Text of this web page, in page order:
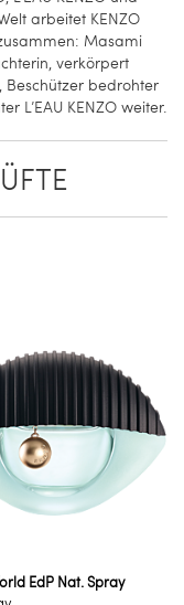
arbeitet KENZO
Masami
verkörpert
Beschützer bedrohter
L’EAU KENZO weiter.
EdP Nat. Spray